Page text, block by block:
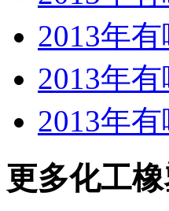
2013年
2013年
2013年
更多化工